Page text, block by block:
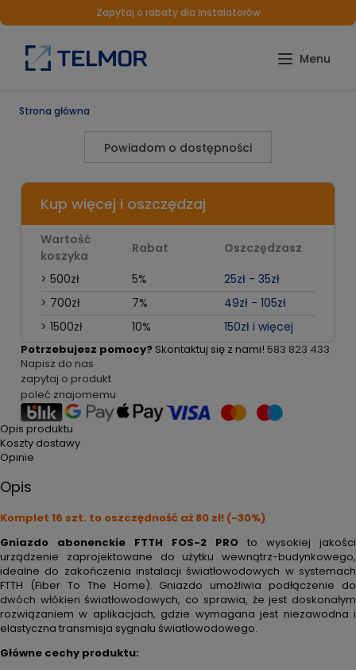
Zapytaj o rabaty dla Instalatorów
Strona główna
Powiadom o dostępności
Kup więcej i oszczędzaj
Wartość
koszyka
Rabat
Oszczędzasz
> 500zł
5%
25zł - 35zł
> 700zł
7%
49zł - 105zł
> 1500zł
10% 150zł i więcej
Potrzebujesz pomocy? Skontaktuj się z nami! 583 823 433
Napisz do nas
zapytaj o produkt
poleć znajomemu
Opis produktu
Koszty dostawy
Opinie
Opis
Komplet 16 szt. to oszczędność aż 80 zł! (-30%)
Gniazdo abonenckie FTTH FOS-2 PRO to wysokiej jakości
urządzenie zaprojektowane do użytku wewnątrz-budynkowego,
idealne do zakończenia instalacji światłowodowych w systemach
FTTH (Fiber To The Home). Gniazdo umożliwia podłączenie do
dwóch włókien światłowodowych, co sprawia, że jest doskonałym
rozwiązaniem w aplikacjach, gdzie wymagana jest niezawodna i
elastyczna transmisja sygnału światłowodowego.
Główne cechy produktu: